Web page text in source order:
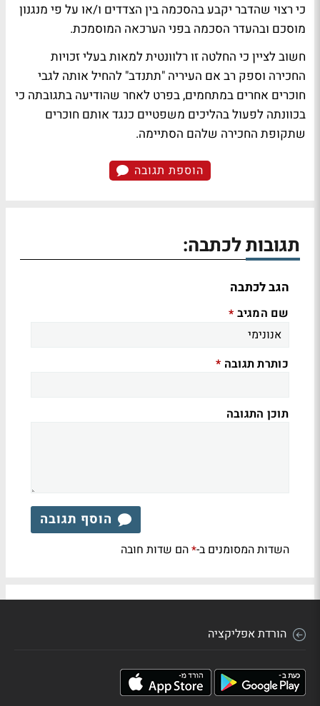
כי רצוי שהדבר יקבע בהסכמה בין הצדדים ו/או על פי מנגנון
מוסכם ובהעדר הסכמה בפני הערכאה המוסמכת.
חשוב לציין כי החלטה זו רלוונטית למאות בעלי זכויות
החכירה וספק רב אם העיריה "תתנדב" להחיל אותה לגבי
חוכרים אחרים במתחמים, בפרט לאחר שהודיעה בתגובתה כי
בכוונתה לפעול בהליכים משפטיים כנגד אותם חוכרים
שתקופת החכירה שלהם הסתיימה.
הוספת תגובה
תגובות לכתבה:
הגב לכתבה
שם המגיב *
כותרת תגובה *
תוכן התגובה
הוסף תגובה
השדות המסומנים ב-*הם שדות חובה
הורדת אפליקציה